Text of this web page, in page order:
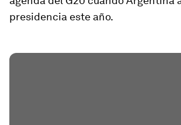
presidencia este año.